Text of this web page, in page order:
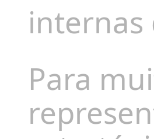
internas
Para